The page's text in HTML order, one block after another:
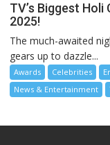
TV’s Biggest
2025!
The much-awaited
gears up to dazzle...
Awards Celebrities
News & Entertainment